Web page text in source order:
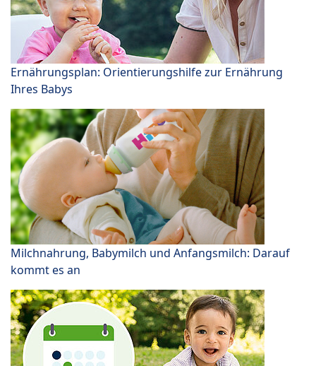
Ernährungsplan: Orientierungshilfe zur Ernährung
Ihres Babys
Milchnahrung, Babymilch und Anfangsmilch: Darauf
kommt es an